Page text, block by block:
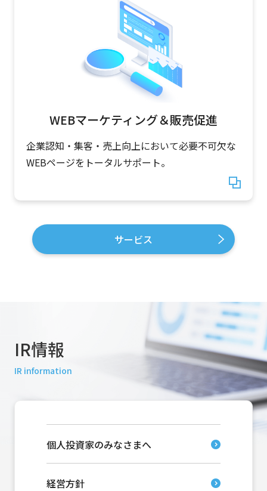
WEBマーケティング＆販売促進
企業認知・集客・売上向上において必要不可欠な
WEBページをトータルサポート。
サービス
IR情報
IR information
個人投資家のみなさまへ
経営方針